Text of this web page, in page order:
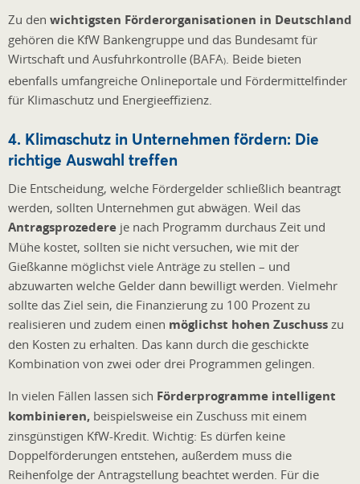
Zu den wichtigsten Förderorganisationen in Deutschland
gehören die KfW Bankengruppe und das Bundesamt für
Wirtschaft und Ausfuhrkontrolle (BAFA)
. Beide bieten
ebenfalls umfangreiche Onlineportale und Fördermittelfinder
für Klimaschutz und Energieeffizienz.
4. Klimaschutz in Unternehmen fördern: Die
richtige Auswahl treffen
Die Entscheidung, welche Fördergelder schließlich beantragt
werden, sollten Unternehmen gut abwägen. Weil das
Antragsprozedere je nach Programm durchaus Zeit und
Mühe kostet, sollten sie nicht versuchen, wie mit der
Gießkanne möglichst viele Anträge zu stellen – und
abzuwarten welche Gelder dann bewilligt werden. Vielmehr
sollte das Ziel sein, die Finanzierung zu 100 Prozent zu
realisieren und zudem einen möglichst hohen Zuschuss zu
den Kosten zu erhalten. Das kann durch die geschickte
Kombination von zwei oder drei Programmen gelingen.
In vielen Fällen lassen sich Förderprogramme intelligent
kombinieren, beispielsweise ein Zuschuss mit einem
zinsgünstigen KfW-Kredit. Wichtig: Es dürfen keine
Doppelförderungen entstehen, außerdem muss die
Reihenfolge der Antragstellung beachtet werden. Für die